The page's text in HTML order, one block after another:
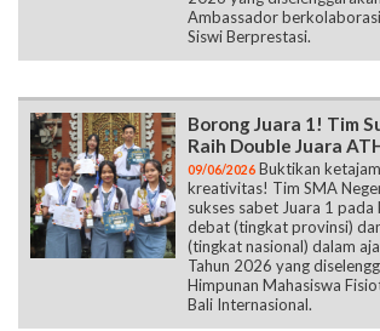
Ambassador
Siswi Berprestasi.
Borong Juara 1! Tim
Raih Double Juara
09/06/2026 Buktikan
kreativitas! Tim SMA
sukses sabet Juara 1
debat (tingkat provinsi)
(tingkat nasional) dalam
Tahun 2026 yang
Himpunan Mahasiswa
Bali Internasional.